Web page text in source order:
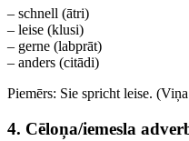
– schnell (ātri)
– leise (klusi)
– gerne (labprāt)
– anders (citādi)
Piemērs: Sie spricht leise.
4. Cēloņa/iemesla